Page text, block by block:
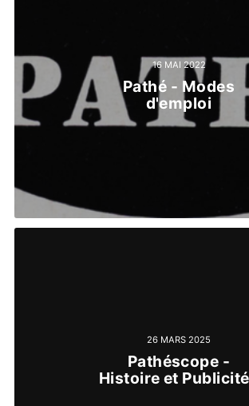
16 MAI 2022
Pathé - Modes
d'emploi
26 MARS 2025
Pathéscope -
Histoire et